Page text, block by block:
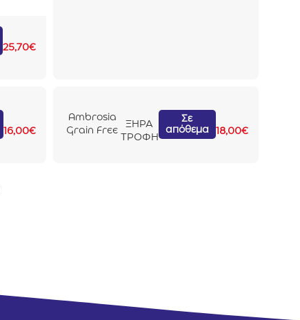
25,70€
16,00€
Ambrosia
Grain Free
ΞΗΡΑ
ΤΡΟΦΗ
Σε
απόθεμα
18,00€